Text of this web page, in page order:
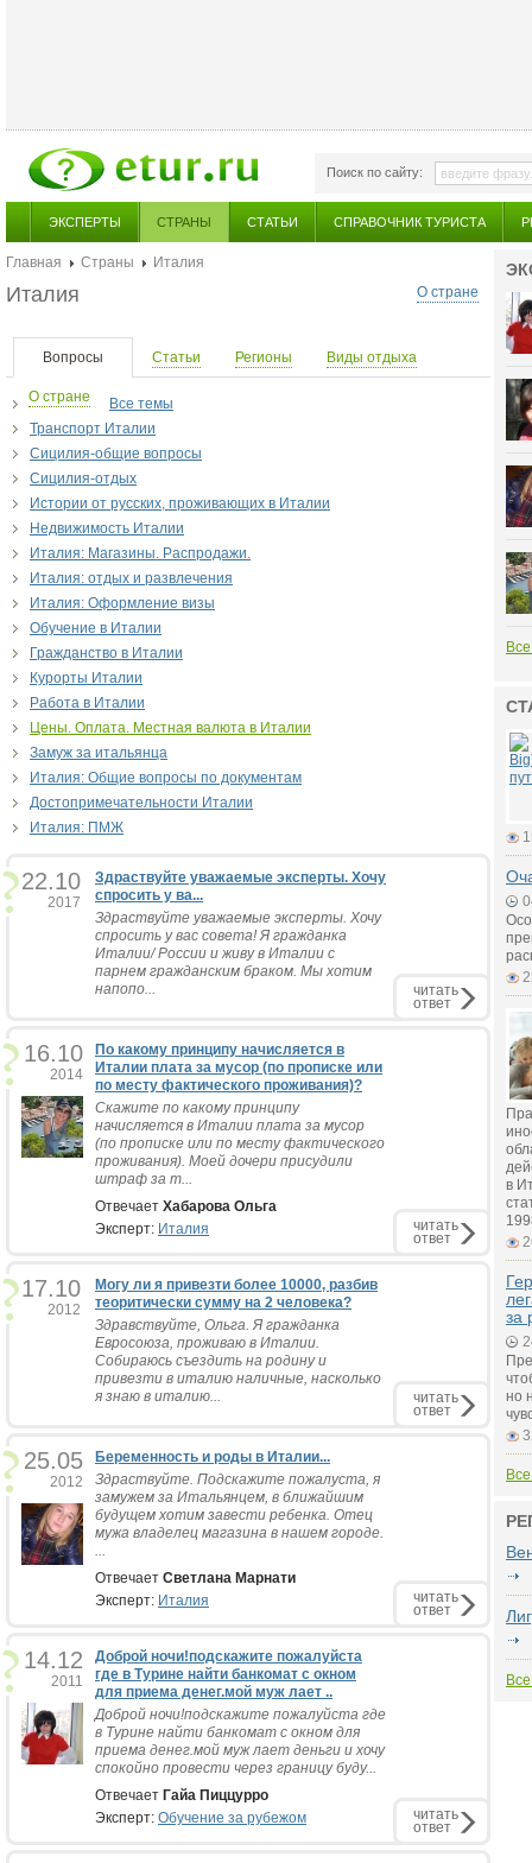
Поиск по сайту:
ЭКСПЕРТЫ СТРАНЫ СТАТЬИ СПРАВОЧНИК ТУРИСТА
Главная Страны
Италия
О стране
Италия
Вопросы Статьи Регионы Виды отдыха
О стране
Все темы
Транспорт Италии
Сицилия-общие вопросы
Сицилия-отдых
Истории от русских, проживающих в Италии
Недвижимость Италии
Италия: Магазины. Распродажи.
Италия: отдых и развлечения
Италия: Оформление визы
Обучение в Италии
Гражданство в Италии
Курорты Италии
Работа в Италии
Цены. Оплата. Местная валюта в Италии
Замуж за итальянца
Италия: Общие вопросы по документам
Достопримечательности Италии
Италия: ПМЖ
22.10
2017
Здраствуйте уважаемые эксперты. Хочу
спросить у ва...
Здраствуйте уважаемые эксперты. Хочу
спросить у вас совета! Я гражданка
Италии/ России и живу в Италии с
парнем гражданским браком. Мы хотим
напопо...
читать
ответ
16.10
2014
По какому принципу начисляется в
Италии плата за мусор (по прописке или
по месту фактического проживания)?
Скажите по какому принципу
начисляется в Италии плата за мусор
(по прописке или по месту фактического
проживания). Моей дочери присудили
штраф за т...
Отвечает Хабарова Ольга
Эксперт: Италия читать
ответ
17.10
2012
Могу ли я привезти более 10000, разбив
теоритически сумму на 2 человека?
Здравствуйте, Ольга. Я гражданка
Евросоюза, проживаю в Италии.
Собираюсь съездить на родину и
привезти в италию наличные, насколько
я знаю в италию...
читать
ответ
25.05
2012
Беременность и роды в Италии...
Здраствуйте. Подскажите пожалуста, я
замужем за Итальянцем, в ближайшим
будущем хотим завести ребенка. Отец
мужа владелец магазина в нашем городе.
...
Отвечает Светлана Марнати
Эксперт: Италия читать
ответ
14.12
2011
Доброй ночи!подскажите пожалуйста
где в Турине найти банкомат с окном
для приема денег.мой муж лает ..
Доброй ночи!подскажите пожалуйста где
в Турине найти банкомат с окном для
приема денег.мой муж лает деньги и хочу
спокойно провести через границу буду...
Отвечает Гайа Пиццурро
Эксперт: Обучение за рубежом читать
ответ
в
за
но